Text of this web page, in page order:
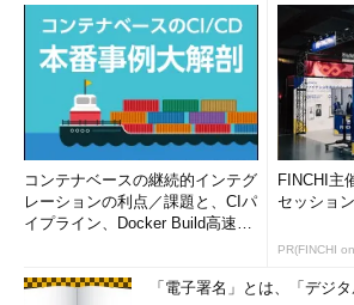
コンテナベースの継続的インテグ
レーションの利点／課題と、CIパ
イプライン、Docker Build高速化
FINCHI主
セッショ
PR(FINCHI
「電子署名」とは、「デジ